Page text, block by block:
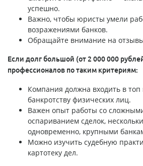
успешно.
Важно, чтобы юристы умели
возражениями банков.
Обращайте внимание на
Если долг большой (от 2 000 000
профессионалов по таким критериям:
Компания должна входить в
банкротству физических лиц.
Важен опыт работы со
оспариванием сделок,
одновременно, крупными
Можно изучить судебную
картотеку дел.